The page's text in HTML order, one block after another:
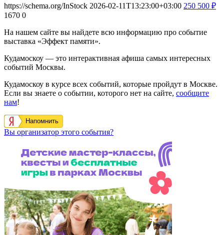
https://schema.org/InStock 2026-02-11T13:23:00+03:00 250 500 ₽
1670 0
На нашем сайте вы найдете всю информацию про событие
выставка «Эффект памяти».
Кудамоскоу — это интерактивная афиша самых интересных
событий Москвы.
Кудамоскоу в курсе всех событий, которые пройдут в Москве.
Если вы знаете о событии, которого нет на сайте, сообщите
нам!
Напомнить
Вы организатор этого события?